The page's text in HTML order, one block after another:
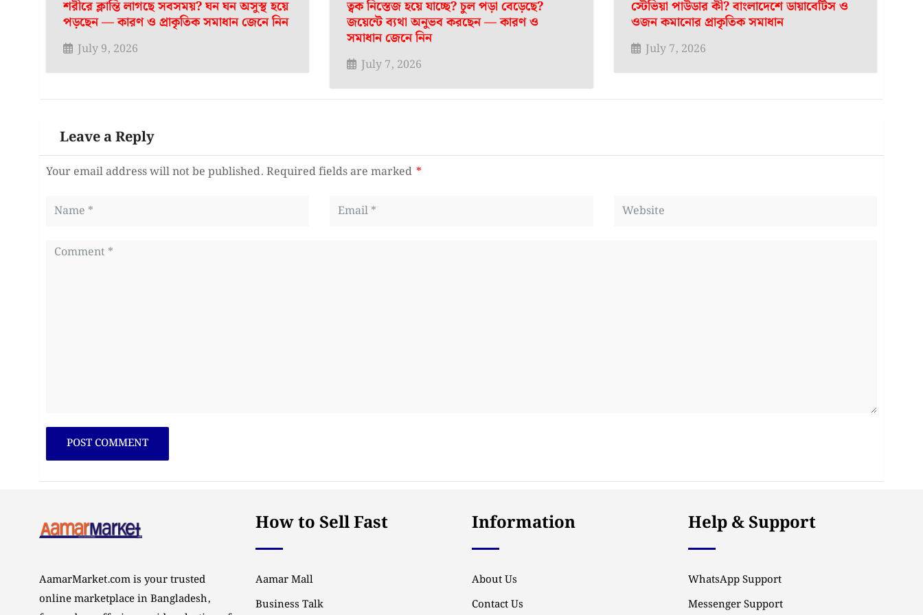
শরীরে ক্লান্তি লাগছে সবসময়? ঘন ঘন অসুস্থ হয়ে
পড়ছেন — কারণ ও প্রাকৃতিক সমাধান জেনে নিন
July 9, 2026
ত্বক নিস্তেজ হয়ে যাচ্ছে? চুল পড়া বেড়েছে?
জয়েন্টে ব্যথা অনুভব করছেন — কারণ ও
সমাধান জেনে নিন
July 7, 2026
স্টেভিয়া পাউডার কী? বাংলাদেশে ডায়াবেটিস ও
ওজন কমানোর প্রাকৃতিক সমাধান
July 7, 2026
Leave a Reply
Your email address will not be published. Required fields are marked *
AamarMarket.com is your trusted
online marketplace in Bangladesh,
How to Sell Fast
Aamar Mall
Business Talk
Information
About Us
Contact Us
Help & Support
WhatsApp Support
Messenger Support